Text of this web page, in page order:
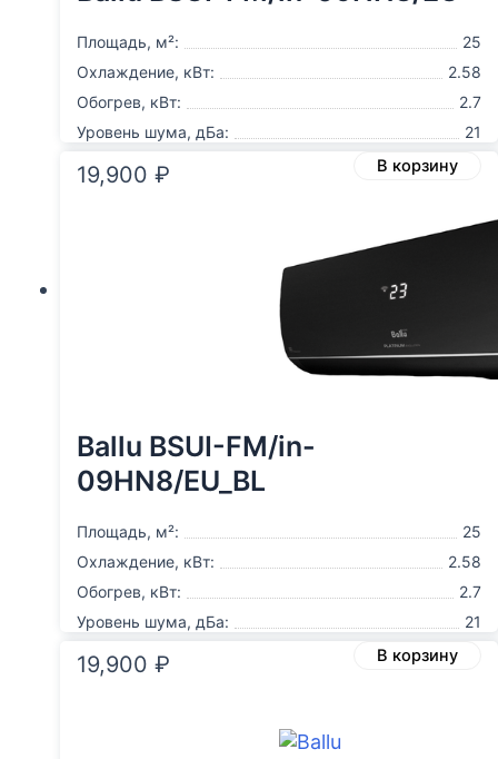
Площадь, м²:
25
Охлаждение, кВт:
2.58
Обогрев, кВт:
2.7
Уровень шума, дБа:
21
19,900 ₽ В корзину
Ballu BSUI-FM/in-
09HN8/EU_BL
Площадь, м²:
25
Охлаждение, кВт:
2.58
Обогрев, кВт:
2.7
Уровень шума, дБа:
21
19,900 ₽ В корзину